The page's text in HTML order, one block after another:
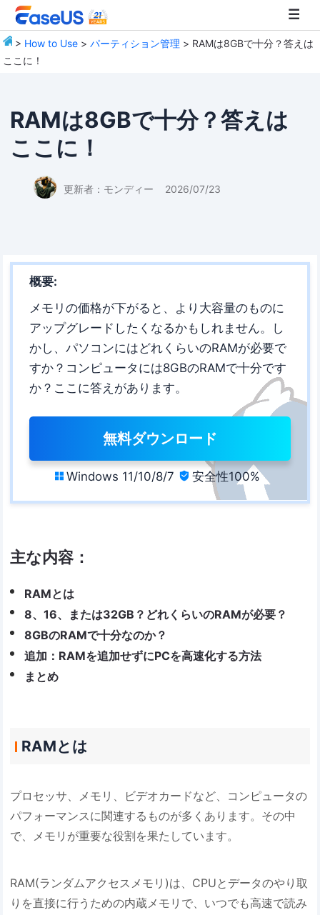
> How to Use >パーティション管理 > RAMは8GBで十分？答えは
ここに！
RAMは8GBで十分？答えは
ここに！
更新者： モンディー 2026/07/23
概要:
メモリの価格が下がると、より大容量のものに
アップグレードしたくなるかもしれません。し
かし、パソコンにはどれくらいのRAMが必要で
すか？コンピュータには8GBのRAMで十分です
か？ここに答えがあります。
無料ダウンロード
 Windows 11/10/8/7  安全性100%
主な内容：
RAMとは
8、16、または32GB？どれくらいのRAMが必要？
8GBのRAMで十分なのか？
追加：RAMを追加せずにPCを高速化する方法
まとめ
RAMとは
プロセッサ、メモリ、ビデオカードなど、コンピュータの
パフォーマンスに関連するものが多くあります。その中
で、メモリが重要な役割を果たしています。
RAM(ランダムアクセスメモリ)は、CPUとデータのやり取
りを直接に行うための内蔵メモリで、いつでも高速で読み